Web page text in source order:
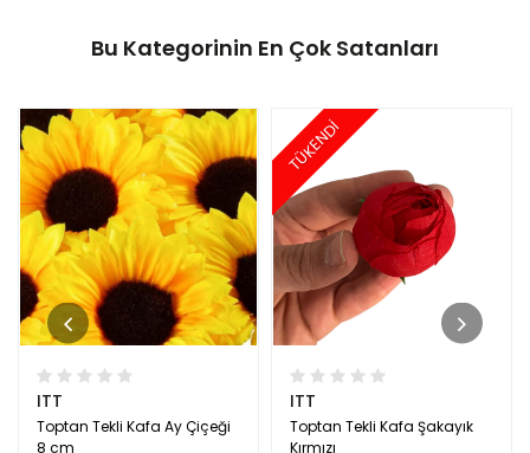
Bu Kategorinin En Çok Satanları
ITT
Toptan Tekli Kafa Ay Çiçeği
8 cm
TÜKENDİ
ITT
Toptan Tekli Kafa Şakayık
Kırmızı